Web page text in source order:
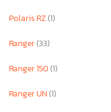
Polaris RZ(1)
Ranger(33)
Ranger 150(1)
Ranger UN(1)